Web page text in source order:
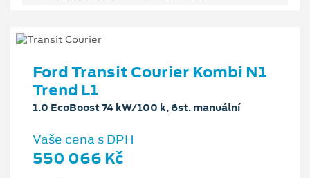
Ford Transit Courier Kombi N1
Trend L1
1.0 EcoBoost 74 kW/100 k, 6st. manuální
Vaše cena s DPH
550 066 Kč